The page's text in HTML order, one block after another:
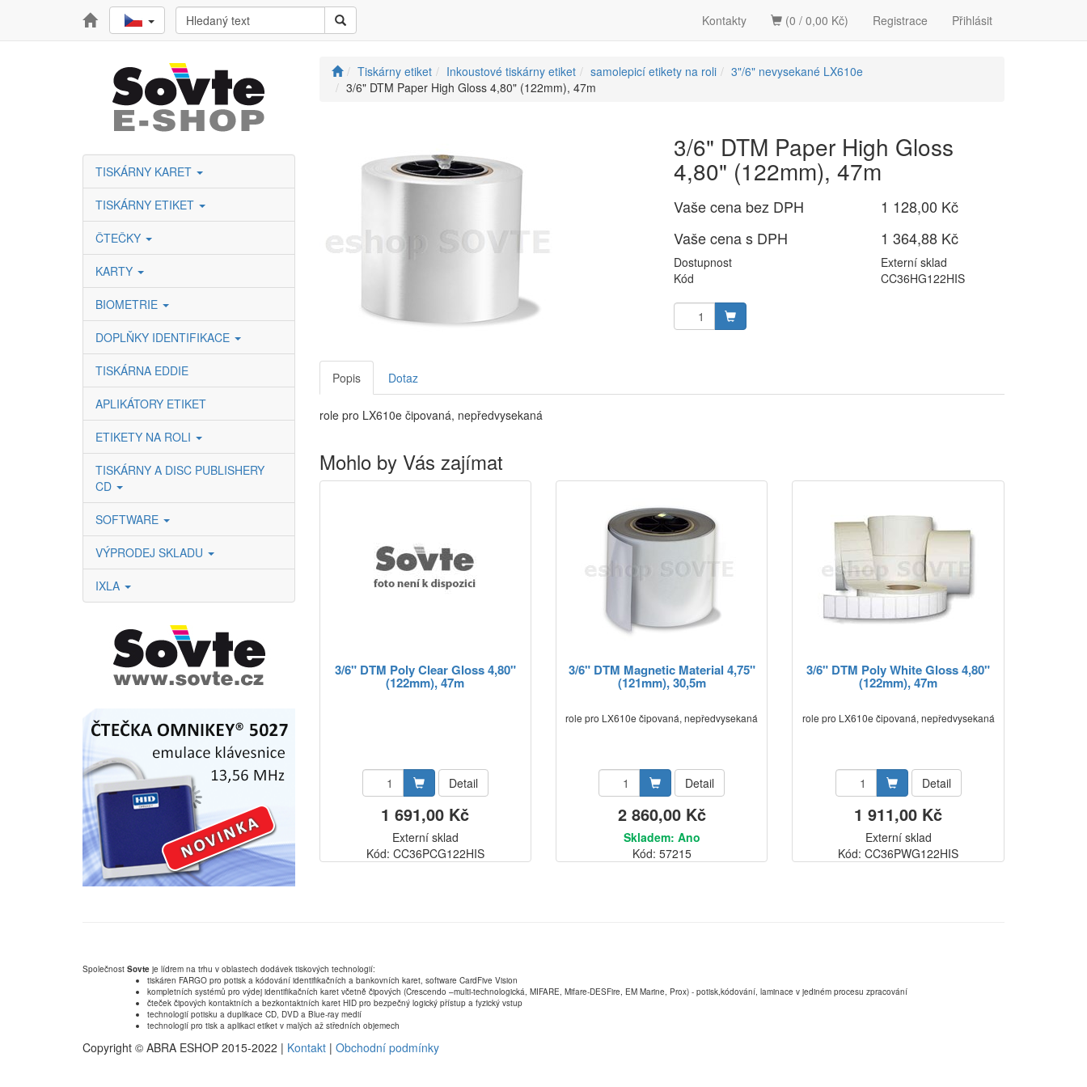
Registrace Přihlásit
Kontakty (0 / 0,00 Kč)
TISKÁRNY KARET
TISKÁRNY ETIKET
ČTEČKY
KARTY
BIOMETRIE
DOPLŇKY IDENTIFIKACE
TISKÁRNA EDDIE
APLIKÁTORY ETIKET
ETIKETY NA ROLI
TISKÁRNY A DISC PUBLISHERY
CD
SOFTWARE
VÝPRODEJ SKLADU
IXLA
Tiskárny etiket Inkoustové tiskárny etiket samolepicí etikety na roli
3"/6" nevysekané LX610e
3/6" DTM Paper High Gloss 4,80" (122mm), 47m
3/6" DTM Paper High Gloss
4,80" (122mm), 47m
Vaše cena bez DPH
1 128,00 Kč
Vaše cena s DPH
1 364,88 Kč
Dostupnost
Externí sklad
Kód
CC36HG122HIS
Popis Dotaz
role pro LX610e čipovaná, nepředvysekaná
Mohlo by Vás zajímat
3/6" DTM Poly Clear Gloss 4,80"
(122mm), 47m
Detail
1 691,00 Kč
Externí sklad
Kód: CC36PCG122HIS
3/6" DTM Magnetic Material 4,75"
(121mm), 30,5m
role pro LX610e čipovaná, nepředvysekaná
Detail
2 860,00 Kč
Skladem: Ano
Kód: 57215
3/6" DTM Poly White Gloss 4,80"
(122mm), 47m
role pro LX610e čipovaná, nepředvysekaná
Detail
1 911,00 Kč
Externí sklad
Kód: CC36PWG122HIS
Společnost Sovte je lídrem na trhu v oblastech dodávek tiskových technologií:
tiskáren FARGO pro potisk a kódování identifikačních a bankovních karet, software CardFive Vision
kompletních systémů pro výdej identifikačních karet včetně čipových (Crescendo –multi-technologická, MIFARE, Mifare-DESFire, EM Marine, Prox) - potisk,kódování, laminace v jediném procesu zpracování
čteček čipových kontaktních a bezkontaktních karet HID pro bezpečný logický přístup a fyzický vstup
technologií potisku a duplikace CD, DVD a Blue-ray medií
technologií pro tisk a aplikaci etiket v malých až středních objemech
Copyright © ABRA ESHOP 2015-2022 | Kontakt | Obchodní podmínky